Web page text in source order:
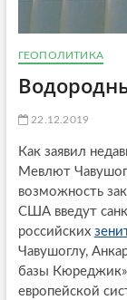
ГЕОПОЛИТИКА
22.12.2019
Как заявил
Мевлют
возможность
США введут
российских
Чавушоглу,
базы
европейской